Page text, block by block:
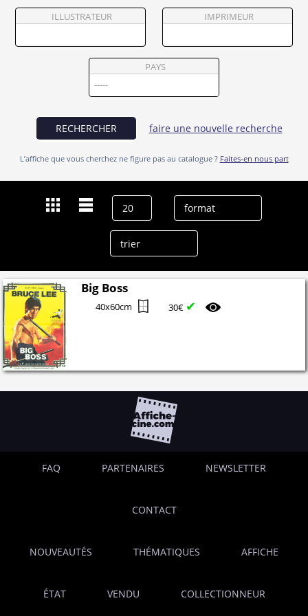
Vendre
ILLUSTRATEUR IMPRIMEUR
PAYS
RECHERCHER faire une nouvelle recherche
L’affiche que vous cherchez ne figure pas au catalogue ? Faites-en nous part
Big Boss
40x60cm 30€ ✔
FAQ PARTENAIRES NEWSLETTER
CONTACT
NOUVEAUTÉS THÉMATIQUES AFFICHE
ÉTAT VENDU COLLECTIONNEUR